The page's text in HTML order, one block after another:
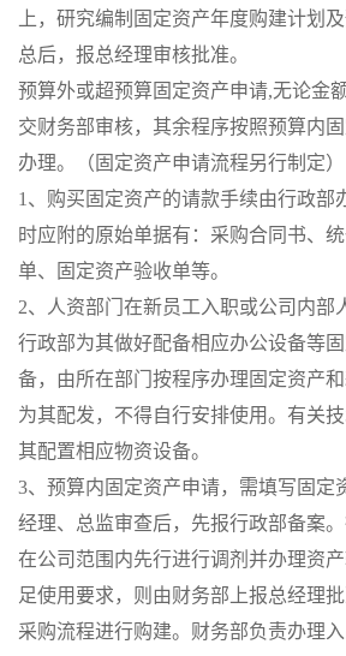
上，研究编制固定资产年度购建计划
总后，报总经理审核批准。
预算外或超预算固定资产申请,无论金
交财务部审核，其余程序按照预算内
办理。（固定资产申请流程另行制定）
1、购买固定资产的请款手续由行政部
时应附的原始单据有：采购合同书、
单、固定资产验收单等。
2、人资部门在新员工入职或公司内部
行政部为其做好配备相应办公设备等
备，由所在部门按程序办理固定资产
为其配发，不得自行安排使用。有关
其配置相应物资设备。
3、预算内固定资产申请，需填写固定
经理、总监审查后，先报行政部备案
在公司范围内先行进行调剂并办理资
足使用要求，则由财务部上报总经理
采购流程进行购建。财务部负责办理入